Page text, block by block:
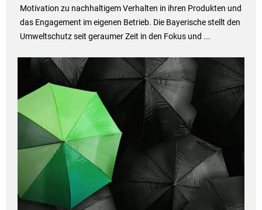
Motivation zu nachhaltigem Verhalten in ihren Produkten und
das Engagement im eigenen Betrieb. Die Bayerische stellt den
Umweltschutz seit geraumer Zeit in den Fokus und ...